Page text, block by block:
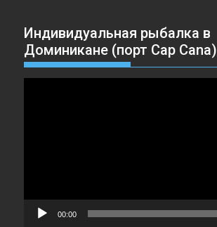
Индивидуальная рыбалка в
Доминикане (порт Cap Cana)
00:00